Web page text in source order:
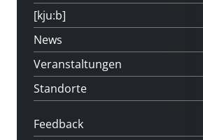
[kju:b]
News
Veranstaltungen
Standorte
Feedback